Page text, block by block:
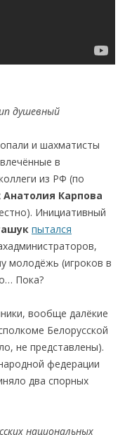
душевный
и шахматисты
в
из РФ (по
Анатолия Карпова
Инициативный
пытался
молодёжь (игроков в
Пока?
вообще далёкие
Белоруccкой
не представлены).
федерации
два cпорных
национальных